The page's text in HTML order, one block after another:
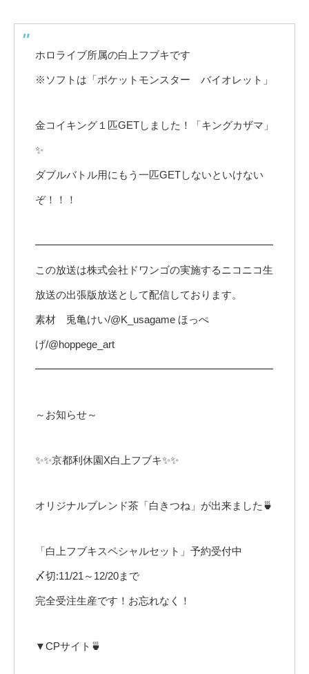
ホロライブ所属の白上フブキです
※ソフトは「ポケットモンスター バイオレット」
金コイキング１匹GETしました！「キングカザマ」
✨
ダブルバトル用にもう一匹GETしないといけない
ぞ！！！
━━━━━━━━━━━━━━━━━━━━━━━
この放送は株式会社ドワンゴの実施するニコニコ生
放送の出張版放送として配信しております。
素材 兎亀けい/@K_usagame ほっぺ
げ/@hoppege_art
━━━━━━━━━━━━━━━━━━━━━━━
～お知らせ～
✨✨京都利休園X白上フブキ✨✨
オリジナルブレンド茶「白きつね」が出来ました🍵
「白上フブキスペシャルセット」予約受付中
〆切:11/21～12/20まで
完全受注生産です！お忘れなく！
▼CPサイト🍵